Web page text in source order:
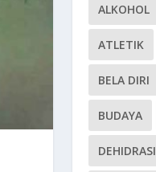
ALKOHOL
ATLETIK
BELA DIRI
BUDAYA
DEHIDRASI